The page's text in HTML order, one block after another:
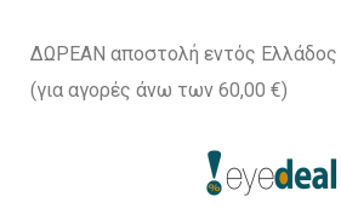
ΔΩΡΕΑΝ αποστολή εντός Ελλάδος
(για αγορές άνω των 60,00 €)